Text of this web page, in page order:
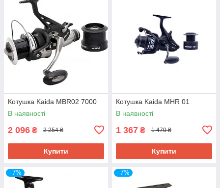
Котушка Kaida MBR02 7000
В наявності
2 096 ₴ 2 254 ₴
Купити
Котушка Kaida MHR 01
В наявності
1 367 ₴ 1 470 ₴
Купити
–7% –7%